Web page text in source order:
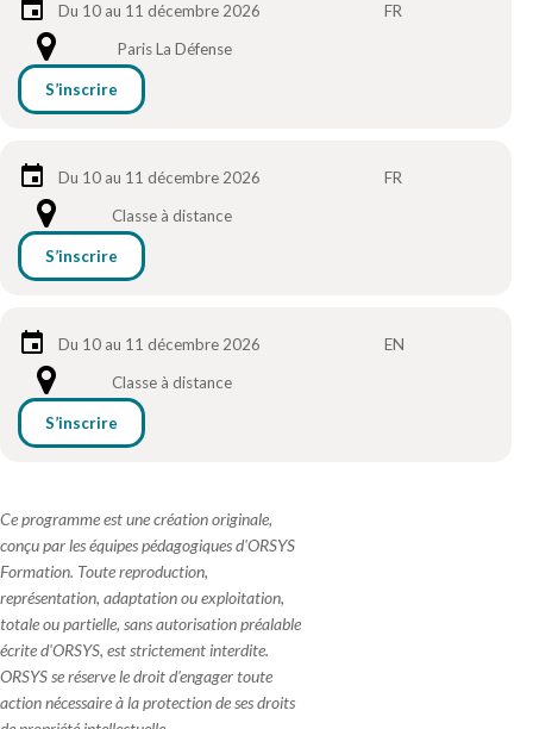
Du 10 au 11 décembre 2026
FR
Paris La Défense
S’inscrire
Du 10 au 11 décembre 2026
FR
Classe à distance
S’inscrire
Du 10 au 11 décembre 2026
EN
Classe à distance
S’inscrire
Ce programme est une création originale,
conçu par les équipes pédagogiques d'ORSYS
Formation. Toute reproduction,
représentation, adaptation ou exploitation,
totale ou partielle, sans autorisation préalable
écrite d'ORSYS, est strictement interdite.
ORSYS se réserve le droit d'engager toute
action nécessaire à la protection de ses droits